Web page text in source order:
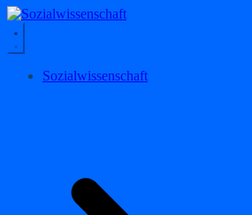
Sozialwissenschaft